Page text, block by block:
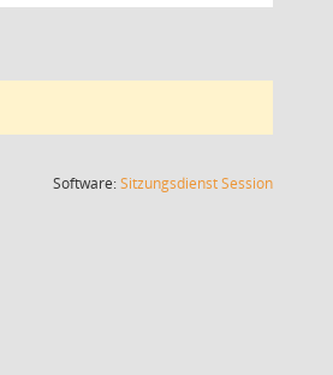
Software:SitzungsdienstSession(Wird in